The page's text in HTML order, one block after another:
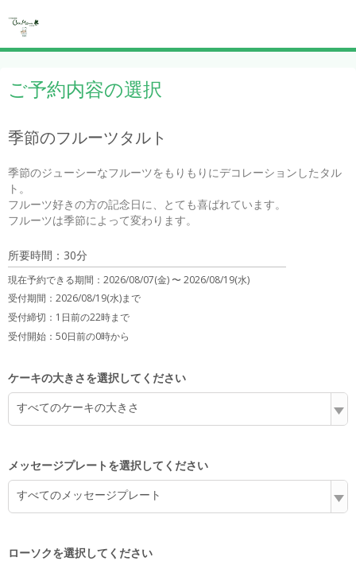
ご予約内容の選択
季節のフルーツタルト
季節のジューシーなフルーツをもりもりにデコレーションしたタル
ト。
フルーツ好きの方の記念日に、とても喜ばれています。
フルーツは季節によって変わります。
所要時間：30分
現在予約できる期間： 2026/08/07(金) 〜2026/08/19(水)
受付期間：2026/08/19(水)まで
受付締切： 1日前の22時まで
受付開始： 50日前の0時から
ケーキの大きさを選択してください
すべてのケーキの大きさ
メッセージプレートを選択してください
すべてのメッセージプレート
ローソクを選択してください